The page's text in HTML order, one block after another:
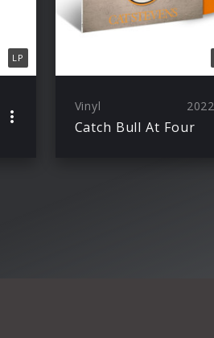
LP
Vinyl 2022
Catch Bull At Four